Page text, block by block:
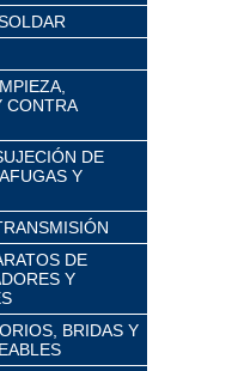
CONTRA
DE
Y
DE
Y
BRIDAS Y